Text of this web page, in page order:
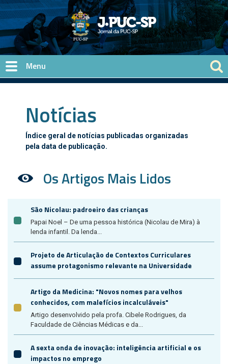
Pular para o conteúdo principal
Notícias
Índice geral de notícias publicadas organizadas
pela data de publicação.
Os Artigos Mais Lidos
São Nicolau: padroeiro das crianças
Papai Noel – De uma pessoa histórica (Nicolau de Mira) à
lenda infantil. Da lenda...
Projeto de Articulação de Contextos Curriculares
assume protagonismo relevante na Universidade
Artigo da Medicina: "Novos nomes para velhos
conhecidos, com malefícios incalculáveis"
Artigo desenvolvido pela profa. Cibele Rodrigues, da
Faculdade de Ciências Médicas e da...
A sexta onda de inovação: inteligência artificial e os
impactos no emprego